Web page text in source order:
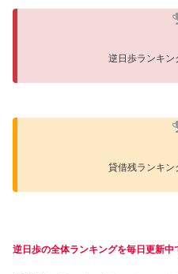
逆日歩ランキン
貸借残ランキン
逆日歩の全体ランキングを毎日更新中